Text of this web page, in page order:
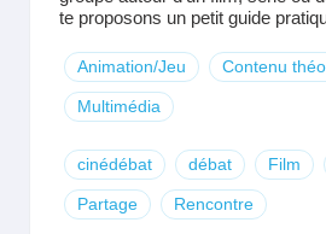
te proposons un petit guide
Animation/Jeu Contenu
Multimédia
cinédébat débat Film
Partage Rencontre